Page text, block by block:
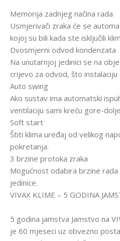
Memorija zadnjeg načina rada
Usmjerivači zraka će se
kojoj su bili kada ste isključili
Dvosmjerni odvod kondenzata
Na unutarnjoj jedinici se na
crijevo za odvod, što instalaciju
Auto swing
Ako sustav ima automatski
ventilaciju sami kreću gore-
Soft start
Štiti klima uređaj od velikog
pokretanja.
3 brzine protoka zraka
Mogućnost odabira brzine
jedinice.
VIVAX KLIME – 5 GODINA
5 godina jamstva Jamstvo na
je 60 mjeseci uz obvezno